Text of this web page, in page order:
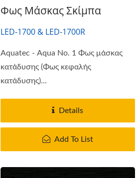
Φως Μάσκας Σκίμπα
LED-1700 & LED-1700R
Aquatec - Aqua Νο. 1 Φως μάσκας
κατάδυσης (Φως κεφαλής
κατάδυσης)...
Details
Add To List